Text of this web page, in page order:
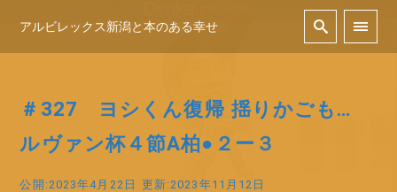
アルビレックス新潟と本のある幸せ
＃327 ヨシくん復帰 揺りかごも…
ルヴァン杯４節A柏●２ー３
公開:2023年4月22日 更新:2023年11月12日